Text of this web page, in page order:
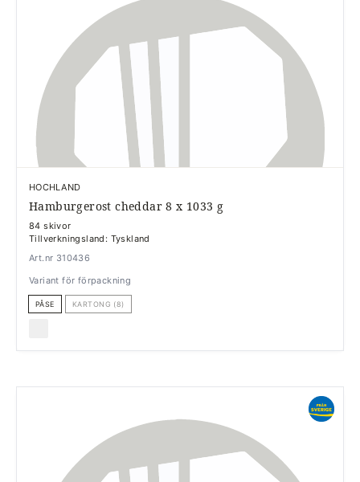
HOCHLAND
Hamburgerost cheddar 8 x 1033 g
84 skivor
Tillverkningsland: Tyskland
Art.nr 310436
Variant för förpackning
PÅSE KARTONG (8)